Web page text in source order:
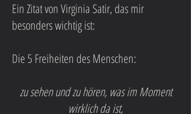
Ein Zitat von Virginia Satir, das mir
besonders wichtig ist:
Die 5 Freiheiten des Menschen:
zu sehen und zu hören, was im Moment
wirklich da ist,